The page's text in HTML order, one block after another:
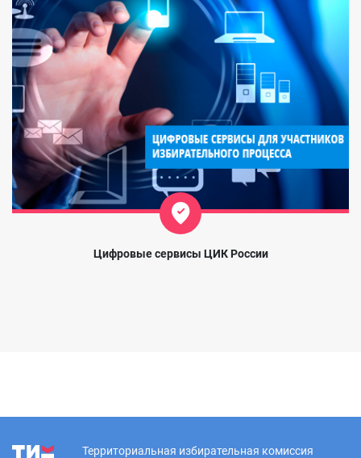
Цифровые сервисы ЦИК России
Территориальная избирательная комиссия